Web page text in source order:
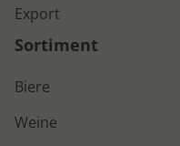
Export
Sortiment
Biere
Weine